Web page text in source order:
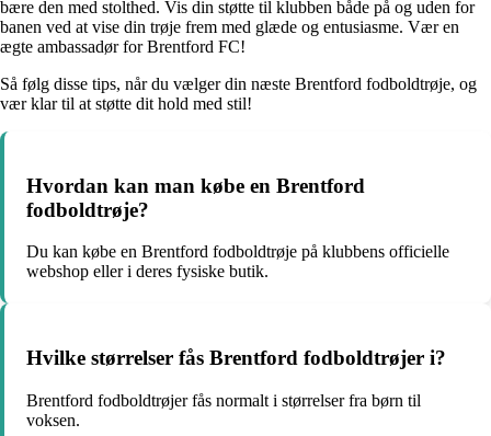
bære den med stolthed. Vis din støtte til klubben både på og uden for
banen ved at vise din trøje frem med glæde og entusiasme. Vær en
ægte ambassadør for Brentford FC!
Så følg disse tips, når du vælger din næste Brentford fodboldtrøje, og
vær klar til at støtte dit hold med stil!
Hvordan kan man købe en Brentford
fodboldtrøje?
Du kan købe en Brentford fodboldtrøje på klubbens officielle
webshop eller i deres fysiske butik.
Hvilke størrelser fås Brentford fodboldtrøjer i?
Brentford fodboldtrøjer fås normalt i størrelser fra børn til
voksen.